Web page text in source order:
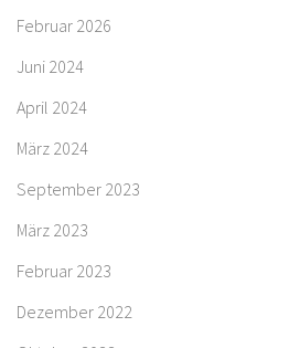
Februar 2026
Juni 2024
April 2024
März 2024
September 2023
März 2023
Februar 2023
Dezember 2022